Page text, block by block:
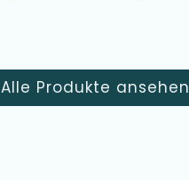
Alle Produkte ansehen